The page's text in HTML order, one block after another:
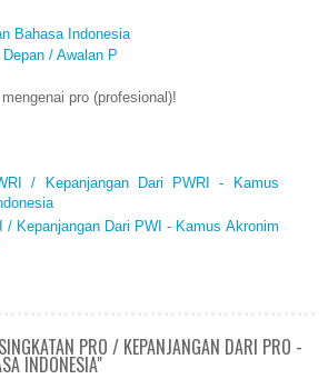
Bahasa Indonesia
/ Awalan P
pro (profesional)!
/ Kepanjangan Dari PWRI - Kamus
/ Kepanjangan Dari PWI - Kamus Akronim
PRO / KEPANJANGAN DARI PRO -
INDONESIA"